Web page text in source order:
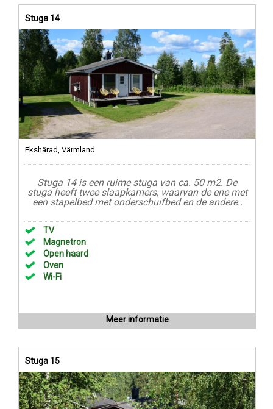
Stuga 14
Ekshärad, Värmland
Stuga 14 is een ruime stuga van ca. 50 m2. De
stuga heeft twee slaapkamers, waarvan de ene met
een stapelbed met onderschuifbed en de andere..
TV
Magnetron
Open haard
Oven
Wi-Fi
Meer informatie
Stuga 15